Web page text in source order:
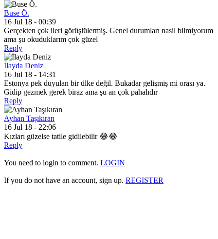
Buse Ö.
16 Jul 18 - 00:39
Gerçekten çok ileri görüşlülermiş. Genel durumları nasil bilmiyorum
ama şu okuduklarım çok güzel
Reply
İlayda Deniz
16 Jul 18 - 14:31
Estonya pek duyulan bir ülke değil. Bukadar gelişmiş mi orası ya.
Gidip gezmek gerek biraz ama şu an çok pahalıdır
Reply
Ayhan Taşıkıran
16 Jul 18 - 22:06
Kızları güzelse tatile gidilebilir 😂😂
Reply
You need to login to comment. LOGIN
If you do not have an account, sign up. REGISTER